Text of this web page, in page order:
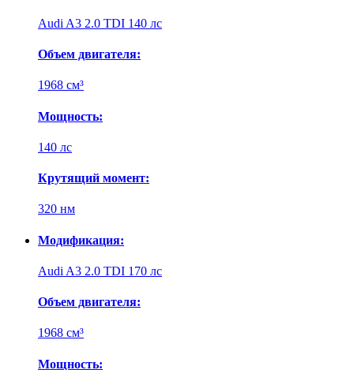
Audi A3 2.0 TDI 140 лс
Объем двигателя:
1968 см³
Мощность:
140 лс
Крутящий момент:
320 нм
Модификация:
Audi A3 2.0 TDI 170 лс
Объем двигателя:
1968 см³
Мощность: